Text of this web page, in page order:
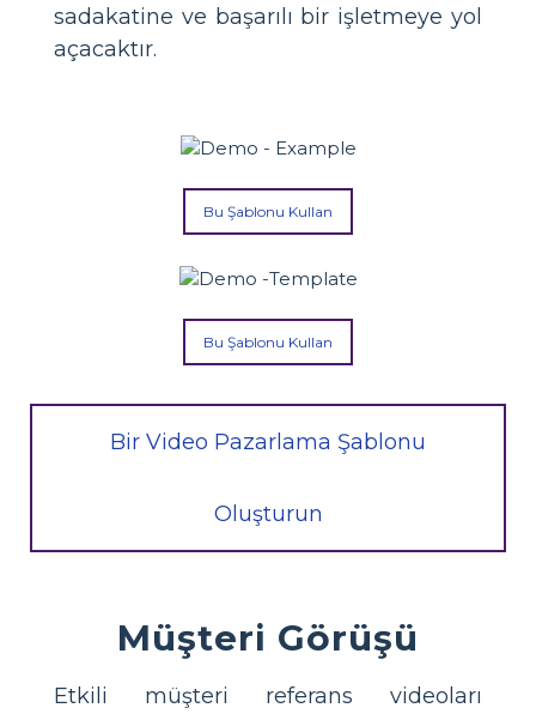
sadakatine ve başarılı bir işletmeye yol
açacaktır.
Bu Şablonu Kullan
Bu Şablonu Kullan
Bir Video Pazarlama Şablonu
Oluşturun
Müşteri Görüşü
Etkili müşteri referans videoları